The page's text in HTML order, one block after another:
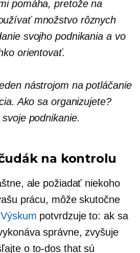
pomáha, pretože na
množstvo rôznych
svojho podnikania a vo
orientovať.
nástrojom na potláčanie
Ako sa organizujete?
podnikanie.
na kontrolu
ale požiadať niekoho
prácu, môže skutočne
Výskum potvrdzuje to: ak sa
správne, zvyšuje
o to-dos thatsú